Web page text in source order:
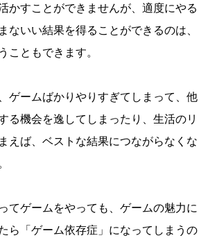
かすことができませんが、適度にやる
ないい結果を得ることができるのは、
こともできます。
ゲームばかりやりすぎてしまって、他
る機会を逸してしまったり、生活のリ
えば、ベストな結果につながらなくな
てゲームをやっても、ゲームの魅力に
ら「ゲーム依存症」になってしまうの